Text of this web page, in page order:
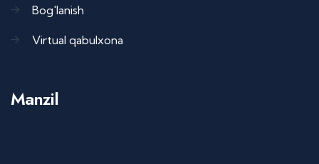
Bog'lanish
Virtual qabulxona
Manzil